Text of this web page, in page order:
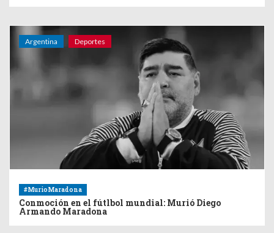
Argentina Deportes
#MurioMaradona
Conmoción en el fútlbol mundial: Murió Diego
Armando Maradona